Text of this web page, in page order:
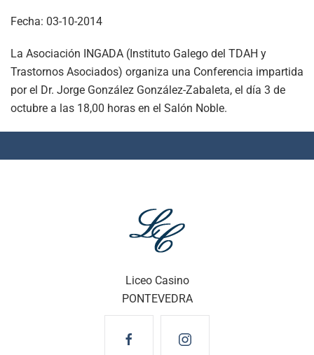
Fecha: 03-10-2014
La Asociación INGADA (Instituto Galego del TDAH y
Trastornos Asociados) organiza una Conferencia impartida
por el Dr. Jorge González González-Zabaleta, el día 3 de
octubre a las 18,00 horas en el Salón Noble.
Liceo Casino
PONTEVEDRA